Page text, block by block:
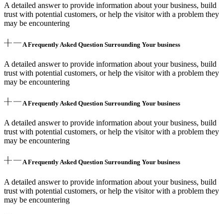
A detailed answer to provide information about your business, build
trust with potential customers, or help the visitor with a problem they
may be encountering
A Frequently Asked Question Surrounding Your business
A detailed answer to provide information about your business, build
trust with potential customers, or help the visitor with a problem they
may be encountering
A Frequently Asked Question Surrounding Your business
A detailed answer to provide information about your business, build
trust with potential customers, or help the visitor with a problem they
may be encountering
A Frequently Asked Question Surrounding Your business
A detailed answer to provide information about your business, build
trust with potential customers, or help the visitor with a problem they
may be encountering